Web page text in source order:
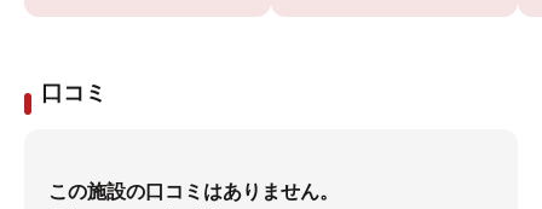
口コミ
この施設の口コミはありません。